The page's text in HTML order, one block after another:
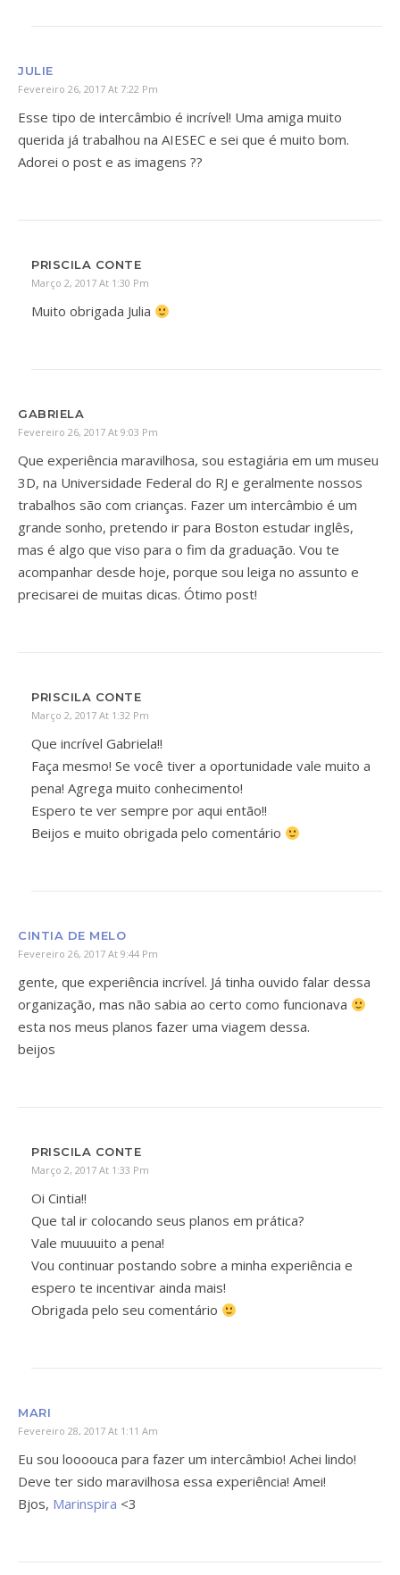
JULIE
Fevereiro 26, 2017 At 7:22 Pm
Esse tipo de intercâmbio é incrível! Uma amiga muito
querida já trabalhou na AIESEC e sei que é muito bom.
Adorei o post e as imagens ??
PRISCILA CONTE
Março 2, 2017 At 1:30 Pm
Muito obrigada Julia
GABRIELA
Fevereiro 26, 2017 At 9:03 Pm
Que experiência maravilhosa, sou estagiária em um museu
3D, na Universidade Federal do RJ e geralmente nossos
trabalhos são com crianças. Fazer um intercâmbio é um
grande sonho, pretendo ir para Boston estudar inglês,
mas é algo que viso para o fim da graduação. Vou te
acompanhar desde hoje, porque sou leiga no assunto e
precisarei de muitas dicas. Ótimo post!
PRISCILA CONTE
Março 2, 2017 At 1:32 Pm
Que incrível Gabriela!!
Faça mesmo! Se você tiver a oportunidade vale muito a
pena! Agrega muito conhecimento!
Espero te ver sempre por aqui então!!
Beijos e muito obrigada pelo comentário
CINTIA DE MELO
Fevereiro 26, 2017 At 9:44 Pm
gente, que experiência incrível. Já tinha ouvido falar dessa
organização, mas não sabia ao certo como funcionava
esta nos meus planos fazer uma viagem dessa.
beijos
PRISCILA CONTE
Março 2, 2017 At 1:33 Pm
Oi Cintia!!
Que tal ir colocando seus planos em prática?
Vale muuuuito a pena!
Vou continuar postando sobre a minha experiência e
espero te incentivar ainda mais!
Obrigada pelo seu comentário
MARI
Fevereiro 28, 2017 At 1:11 Am
Eu sou loooouca para fazer um intercâmbio! Achei lindo!
Deve ter sido maravilhosa essa experiência! Amei!
Bjos, Marinspira <3